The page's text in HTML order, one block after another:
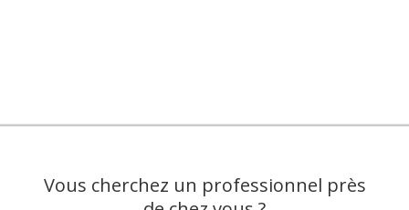
Vous cherchez un professionnel près